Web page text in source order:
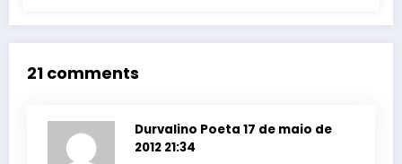
21 comments
Durvalino Poeta 17 de maio de
2012 21:34